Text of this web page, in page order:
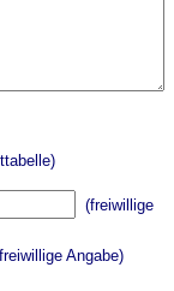
(freiwillige
Angabe)